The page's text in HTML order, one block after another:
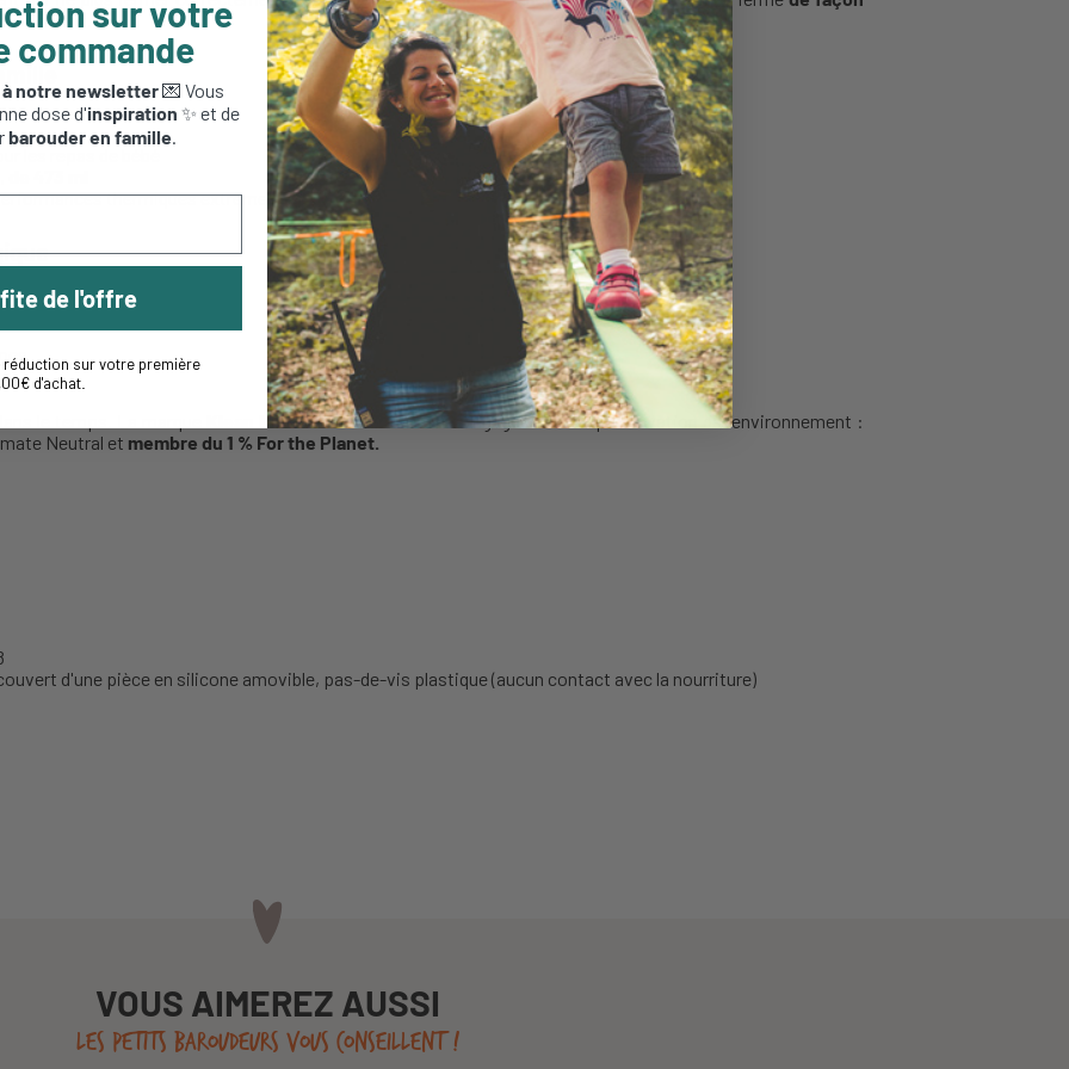
:
les repas de bébé
thermiques extrêmes.
Klean Kanteenest activement engagée dans la préservation de l’environnement :
Neutral et membre du 1 % For the Planet.
d'une pièce en silicone amovible, pas-de-vis plastique (aucun contact avec la nourriture)
VOUS AIMEREZ AUSSI
LES PETITS BAROUDEURS VOUS CONSEILLENT !
sur votre
commande
notre newsletter💌 Vous
dose d'inspiration ✨ et de
barouder en famille
de l'offre
sur votre première
d'achat